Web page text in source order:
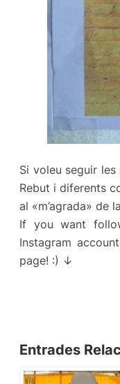
Si voleu seguir
Rebut i diferents
al «m’agrada» de
If you want
Instagram
page! :) ↓
Entrades